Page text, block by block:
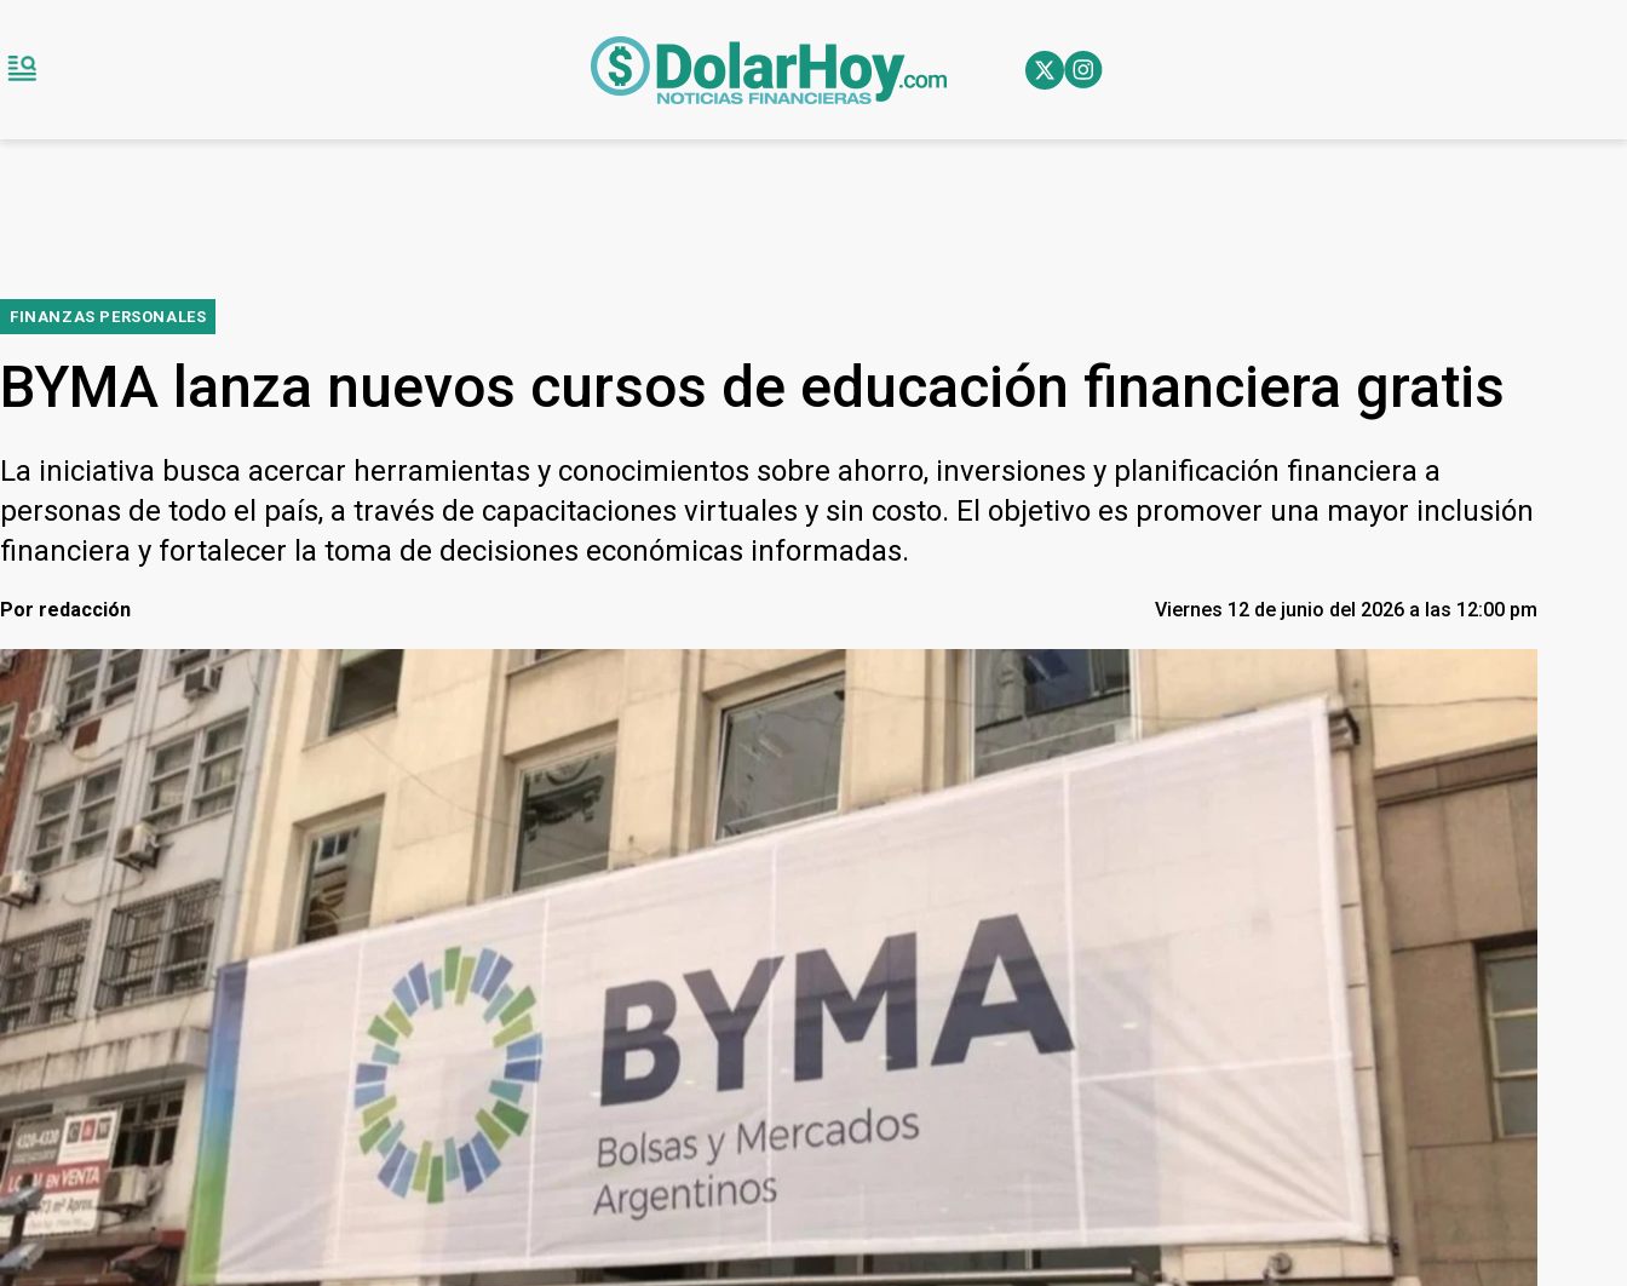
FINANZAS PERSONALES
BYMA lanza nuevos cursos de educación financiera gratis
La iniciativa busca acercar herramientas y conocimientos sobre ahorro, inversiones y planificación financiera a
personas de todo el país, a través de capacitaciones virtuales y sin costo. El objetivo es promover una mayor inclusión
financiera y fortalecer la toma de decisiones económicas informadas.
Por redacción Viernes 12 de junio del 2026 a las 12:00 pm